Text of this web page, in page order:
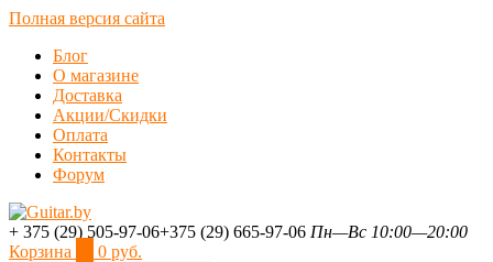
Полная версия сайта
Блог
О магазине
Доставка
Акции/Скидки
Оплата
Контакты
Форум
+ 375 (29) 505-97-06+375 (29) 665-97-06 Пн—Вс 10:00—20:00
Корзина
0 руб.